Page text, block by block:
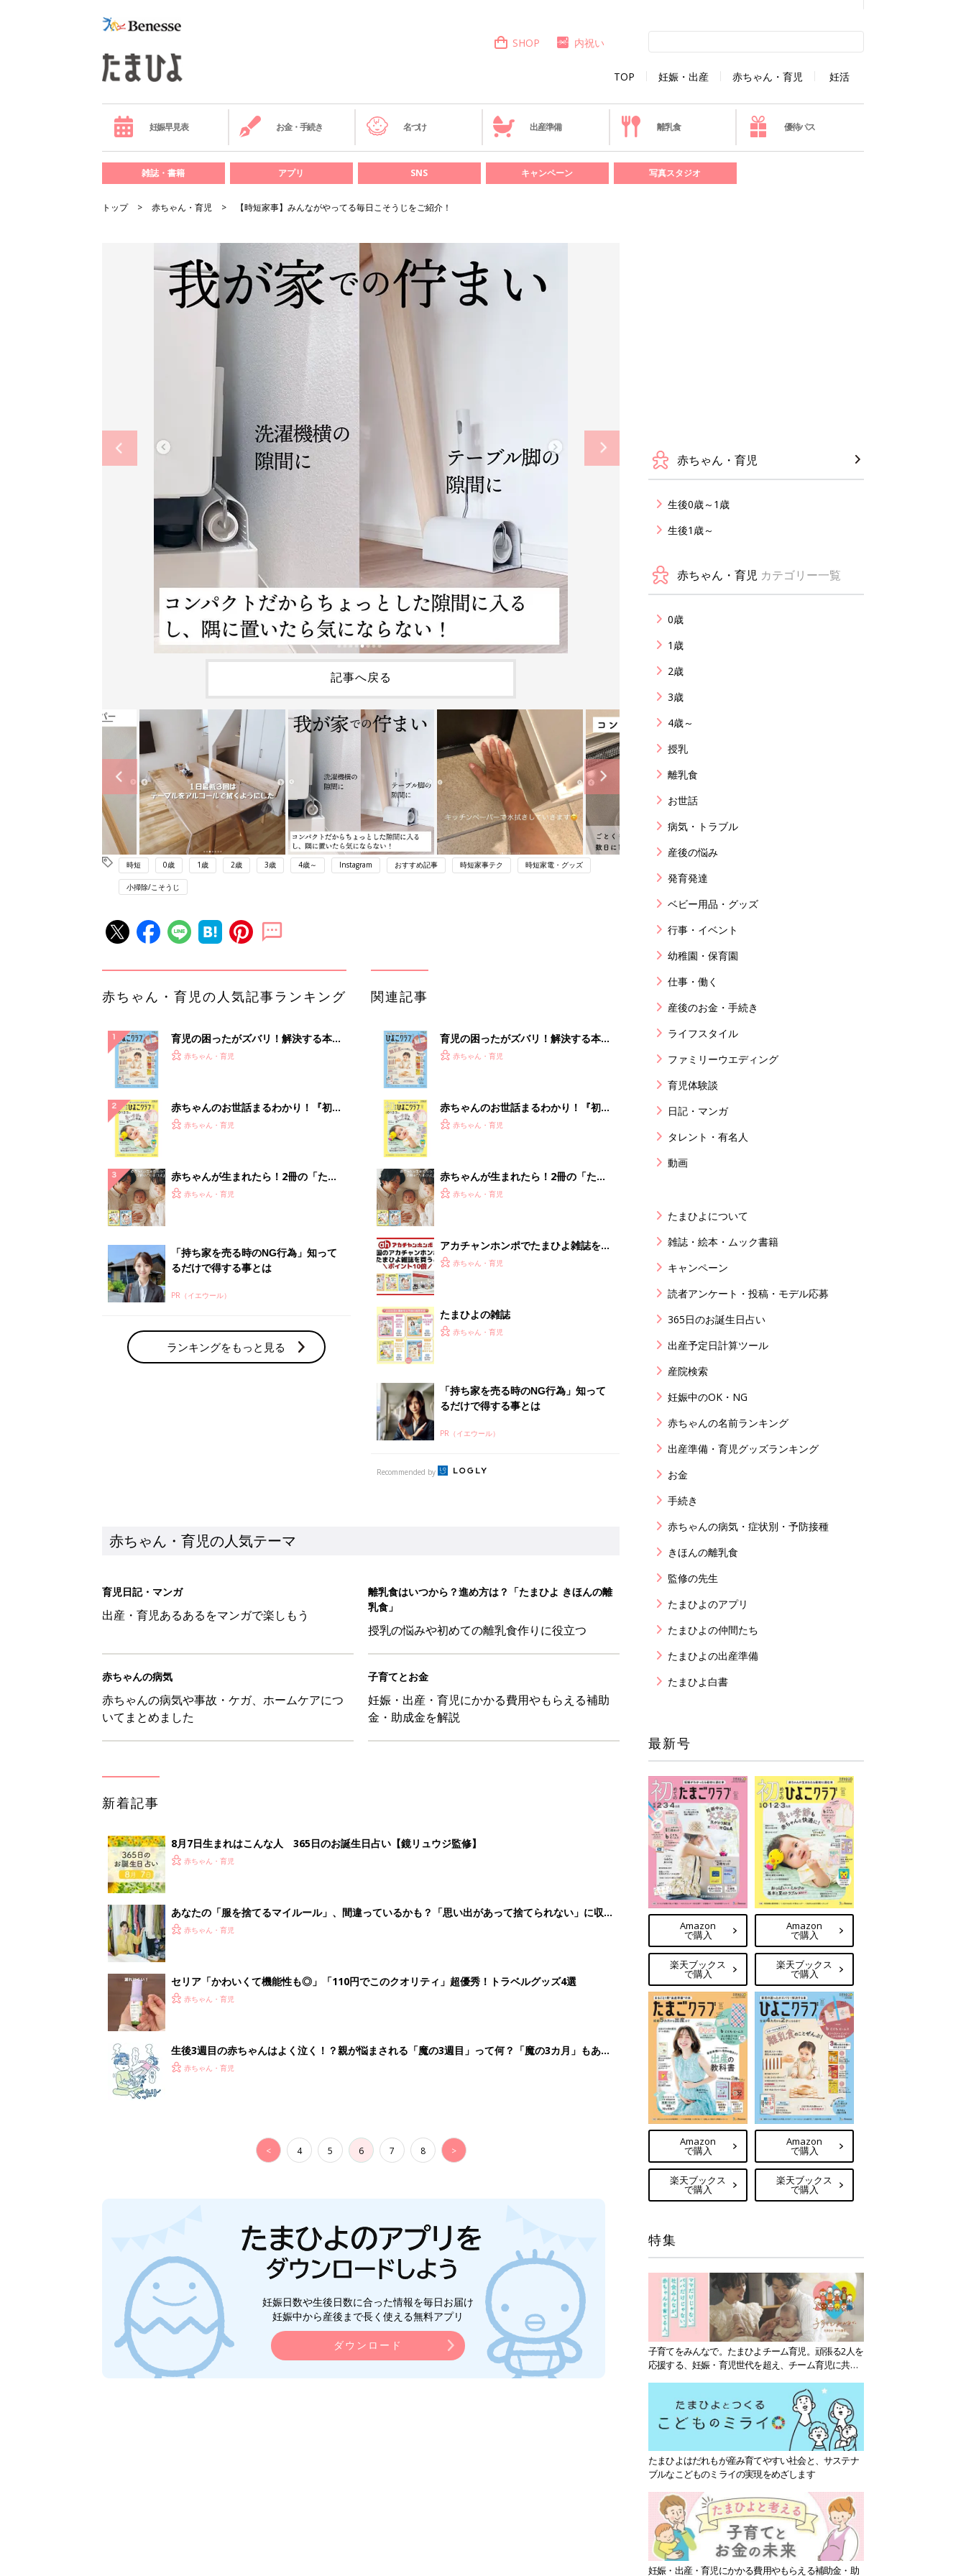
TOP 妊娠・出産 赤ちゃん・育児 妊活
SHOP 内祝い
妊娠早見表 お金・手続き 名づけ 出産準備 離乳食 優待パス
雑誌・書籍 アプリ SNS キャンペーン 写真スタジオ
トップ 赤ちゃん・育児 【時短家事】みんながやってる毎日こそうじをご紹介！
記事へ戻る
時短 0歳 1歳 2歳 3歳 4歳～ Instagram おすすめ記事 時短家事テク 時短家電・グッズ
小掃除/こそうじ
赤ちゃん・育児の人気記事ランキング
育児の困ったがズバリ！解決する本
『ひよこクラブ 秋号』 4カ月～2才
赤ちゃん・育児
赤ちゃんのお世話まるわかり！『初め
てのひよこクラブ 夏号』〈巻頭大特
解決テク
赤ちゃん・育児
赤ちゃんが生まれたら！2冊の「たま
ひよ」
赤ちゃん・育児
「持ち家を売る時のNG行為」知って
るだけで得する事とは
PR（イエウール）
ランキングをもっと見る
関連記事
育児の困ったがズバリ！解決する本
『ひよこクラブ 秋号』 4カ月～2才
赤ちゃん・育児
赤ちゃんのお世話まるわかり！『初め
てのひよこクラブ 夏号』〈巻頭大特
解決テク
赤ちゃん・育児
赤ちゃんが生まれたら！2冊の「たま
ひよ」
赤ちゃん・育児
アカチャンホンポでたまひよ雑誌を買
うとポイント10倍【期間限定】
赤ちゃん・育児
たまひよの雑誌
赤ちゃん・育児
「持ち家を売る時のNG行為」知って
るだけで得する事とは
PR（イエウール）
Recommended by
赤ちゃん・育児の人気テーマ
育児日記・マンガ
出産・育児あるあるをマンガで楽しもう
離乳食はいつから？進め方は？「たまひよ きほんの離
乳食」
授乳の悩みや初めての離乳食作りに役立つ
赤ちゃんの病気
赤ちゃんの病気や事故・ケガ、ホームケアにつ
いてまとめました
子育てとお金
妊娠・出産・育児にかかる費用やもらえる補助
金・助成金を解説
新着記事
8月7日生まれはこんな人 365日のお誕生日占い【鏡リュウジ監修】
赤ちゃん・育児
あなたの「服を捨てるマイルール」、間違っているかも？「思い出があって捨てられない」に収納
スタイリストが喝！
赤ちゃん・育児
セリア「かわいくて機能性も◎」「110円でこのクオリティ」超優秀！トラベルグッズ4選
赤ちゃん・育児
生後3週目の赤ちゃんはよく泣く！？親が悩まされる「魔の3週目」って何？「魔の3カ月」もある
って本当？【専門家】
赤ちゃん・育児
< 4 5 6 7 8 >
妊娠日数や生後日数に合った情報を毎日お届け
妊娠中から産後まで長く使える無料アプリ
ダウンロード
赤ちゃん・育児
生後0歳～1歳
生後1歳～
赤ちゃん・育児 カテゴリー一覧
0歳
1歳
2歳
3歳
4歳～
授乳
離乳食
お世話
病気・トラブル
産後の悩み
発育発達
ベビー用品・グッズ
行事・イベント
幼稚園・保育園
仕事・働く
産後のお金・手続き
ライフスタイル
ファミリーウエディング
育児体験談
日記・マンガ
タレント・有名人
動画
たまひよについて
雑誌・絵本・ムック書籍
キャンペーン
読者アンケート・投稿・モデル応募
365日のお誕生日占い
出産予定日計算ツール
産院検索
妊娠中のOK・NG
赤ちゃんの名前ランキング
出産準備・育児グッズランキング
お金
手続き
赤ちゃんの病気・症状別・予防接種
きほんの離乳食
監修の先生
たまひよのアプリ
たまひよの仲間たち
たまひよの出産準備
たまひよ白書
最新号
Amazon
で購入
楽天ブックス
で購入
Amazon
で購入
楽天ブックス
で購入
Amazon
で購入
楽天ブックス
で購入
Amazon
で購入
楽天ブックス
で購入
特集
子育てをみんなで。たまひよチーム育児。頑張る2人を
応援する、妊娠・育児世代を超え、チーム育児に共感
たまひよはだれもが産み育てやすい社会と、サステナ
ブルなこどものミライの実現をめざします
妊娠・出産・育児にかかる費用やもらえる補助金・助